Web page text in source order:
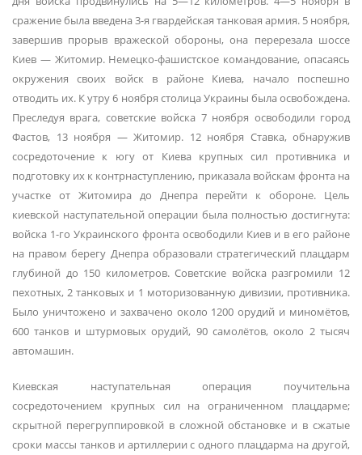
сражение была введена 3-я гвардейская танковая армия. 5 ноября,
завершив прорыв вражеской обороны, она перерезала шоссе
Киев — Житомир. Немецко-фашистское командование, опасаясь
окружения своих войск в районе Киева, начало поспешно
отводить их. К утру 6 ноября столица Украины была освобождена.
Преследуя врага, советские войска 7 ноября освободили город
Фастов, 13 ноября — Житомир. 12 ноября Ставка, обнаружив
сосредоточение к югу от Киева крупных сил противника и
подготовку их к контрнаступлению, приказала войскам фронта на
участке от Житомира до Днепра перейти к обороне. Цель
киевской наступательной операции была полностью достигнута:
войска 1-го Украинского фронта освободили Киев и в его районе
на правом берегу Днепра образовали стратегический плацдарм
глубиной до 150 километров. Советские войска разгромили 12
пехотных, 2 танковых и 1 моторизованную дивизии, противника.
Было уничтожено и захвачено около 1200 орудий и миномётов,
600 танков и штурмовых орудий, 90 самолётов, около 2 тысяч
автомашин.
Киевская наступательная операция поучительна
сосредоточением крупных сил на ограниченном плацдарме;
скрытной перегруппировкой в сложной обстановке и в сжатые
сроки массы танков и артиллерии с одного плацдарма на другой,